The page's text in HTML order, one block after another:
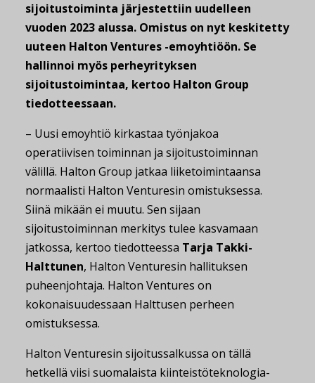
sijoitustoiminta järjestettiin uudelleen
vuoden 2023 alussa. Omistus on nyt keskitetty
uuteen Halton Ventures -emoyhtiöön. Se
hallinnoi myös perheyrityksen
sijoitustoimintaa, kertoo Halton Group
tiedotteessaan.
– Uusi emoyhtiö kirkastaa työnjakoa
operatiivisen toiminnan ja sijoitustoiminnan
välillä. Halton Group jatkaa liiketoimintaansa
normaalisti Halton Venturesin omistuksessa.
Siinä mikään ei muutu. Sen sijaan
sijoitustoiminnan merkitys tulee kasvamaan
jatkossa, kertoo tiedotteessa Tarja Takki-
Halttunen, Halton Venturesin hallituksen
puheenjohtaja. Halton Ventures on
kokonaisuudessaan Halttusen perheen
omistuksessa.
Halton Venturesin sijoitussalkussa on tällä
hetkellä viisi suomalaista kiinteistöteknologia-